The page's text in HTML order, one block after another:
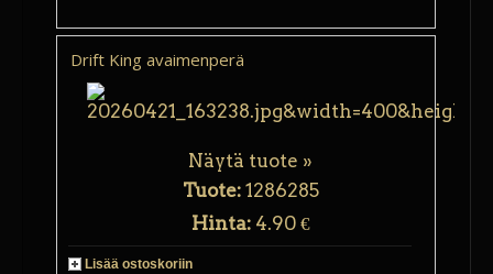
Drift King avaimenperä
Näytä tuote »
Tuote: 1286285
Hinta: 4.90 €
Lisää ostoskoriin